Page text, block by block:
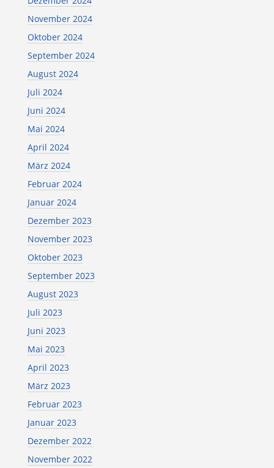
November 2024
Oktober 2024
September 2024
August 2024
Juli 2024
Juni 2024
Mai 2024
April 2024
März 2024
Februar 2024
Januar 2024
Dezember 2023
November 2023
Oktober 2023
September 2023
August 2023
Juli 2023
Juni 2023
Mai 2023
April 2023
März 2023
Februar 2023
Januar 2023
Dezember 2022
November 2022